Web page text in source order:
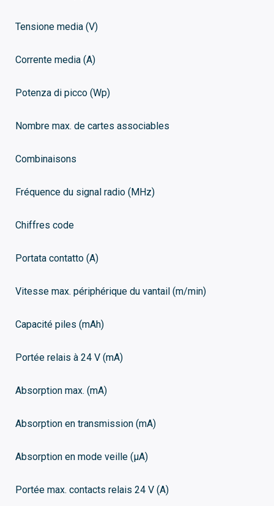
Tensione media (V)
Corrente media (A)
Potenza di picco (Wp)
Nombre max. de cartes associables
Combinaisons
Fréquence du signal radio (MHz)
Chiffres code
Portata contatto (A)
Vitesse max. périphérique du vantail (m/min)
Capacité piles (mAh)
Portée relais à 24 V (mA)
Absorption max. (mA)
Absorption en transmission (mA)
Absorption en mode veille (μA)
Portée max. contacts relais 24 V (A)